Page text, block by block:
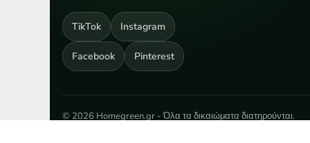
TikTok Instagram
Facebook Pinterest
© 2026 Homegreen.gr - Όλα τα δικαιώματα διατηρούνται.